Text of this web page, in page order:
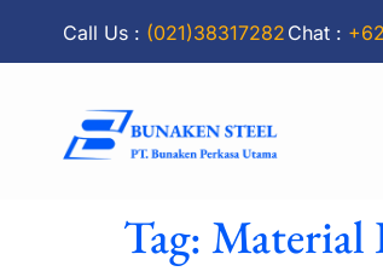
Call Us : (021)38317282 Chat :
Tag: Material